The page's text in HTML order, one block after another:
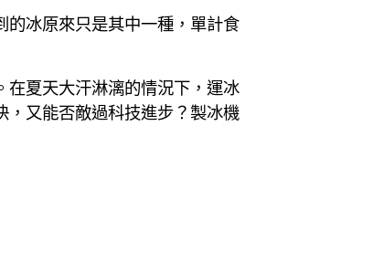
冰原來只是其中一種，單計食
夏天大汗淋漓的情況下，運冰
又能否敵過科技進步？製冰機